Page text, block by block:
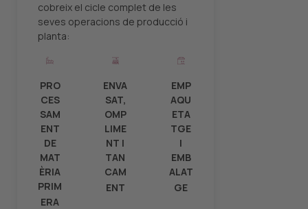
cobreix el cicle complet de les
seves operacions de producció i
planta:
PRO
CES
SAM
ENT
DE
MAT
ÈRIA
PRIM
ERA
ENVA
SAT,
OMP
LIME
NT I
TAN
CAM
ENT
EMP
AQU
ETA
TGE
I
EMB
ALAT
GE